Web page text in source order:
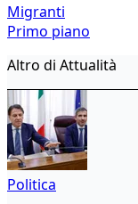
Migranti
Primo piano
Altro di Attualità
Politica